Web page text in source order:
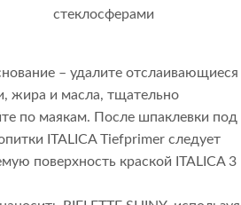
– удалите отслаивающиеся
жира и масла, тщательно
по маякам. После шпаклевки под
ITALICA Tiefprimer следует
поверхность краской ITALICA 3